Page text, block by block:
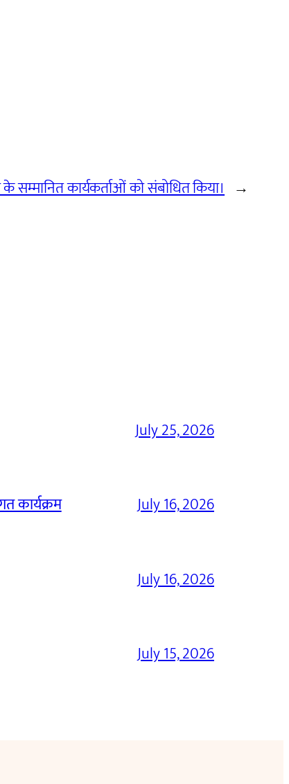
सम्मानित कार्यकर्ताओं को संबोधित किया। →
July 25, 2026
कार्यक्रम July 16, 2026
July 16, 2026
July 15, 2026